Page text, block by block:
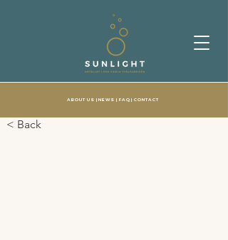
ABOUT US | NEWS | FAQ|CONTACT
< Back